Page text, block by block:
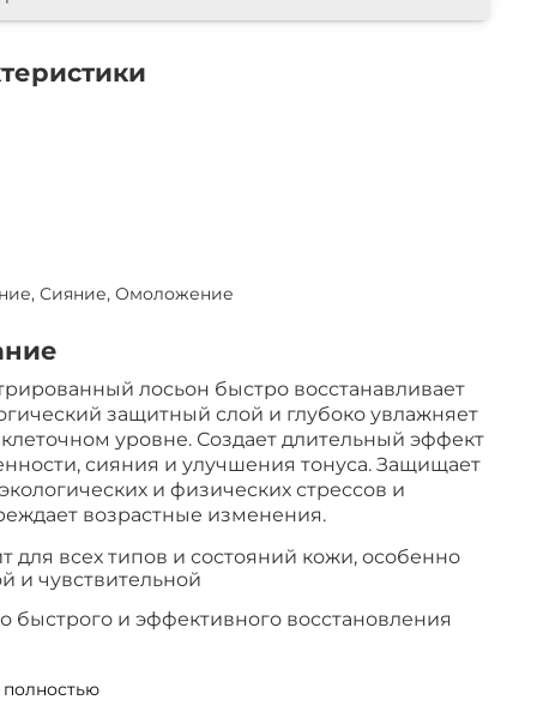
Сияние, Омоложение
лосьон быстро восстанавливает
защитный слой и глубоко увлажняет
уровне. Создает длительный эффект
сияния и улучшения тонуса. Защищает
и физических стрессов и
возрастные изменения.
для всех типов и состояний кожи, особенно
и чувствительной
быстрого и эффективного восстановления
структуру кожи, повышает плотность
полностью